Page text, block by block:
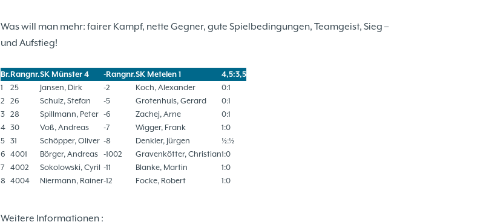
Was will man mehr: fairer Kampf, nette Gegner, gute Spielbedingungen, Teamgeist, Sieg –
und Aufstieg!
Br.Rangnr.SK Münster 4 -Rangnr.SK Metelen 1
4,5:3,5
1
25 Jansen, Dirk -2 Koch, Alexander
0:1
2
26 Schulz, Stefan -5 Grotenhuis, Gerard
0:1
3 28 Spillmann, Peter -6 Zachej, Arne
0:1
4 30 Voß, Andreas -7 Wigger, Frank
1:0
5 31 Schöpper, Oliver -8 Denkler, Jürgen
½:½
6 4001 Börger, Andreas -1002 Gravenkötter, Christian1:0
7
4002 Sokolowski, Cyril -11 Blanke, Martin
1:0
8 4004 Niermann, Rainer-12 Focke, Robert 1:0
Weitere Informationen :